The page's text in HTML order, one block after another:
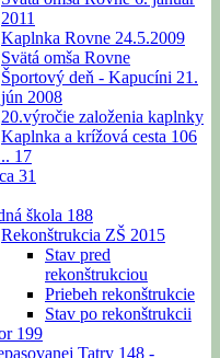
2011
Kaplnka Rovne 24.5.2009
Svätá omša Rovne
Športový deň - Kapucíni 21.
jún 2008
20.výročie založenia kaplnky
Kaplnka a krížová cesta 106
17
31
škola 188
Rekonštrukcia ZŠ 2015
Stav pred
rekonštrukciou
Priebeh rekonštrukcie
Stav po rekonštrukcii
199
Tatry 148 -